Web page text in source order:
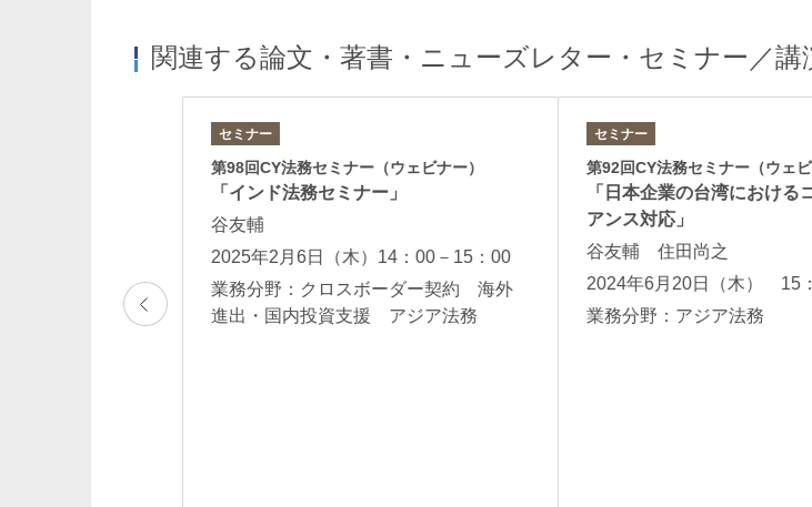
関連する論文・著書・ニューズレター・セミナー／講
セミナー
第98回CY法務セミナー（ウェビナー）
「インド法務セミナー」
谷友輔
2025年2月6日（木）14：00－15：00
業務分野：クロスボーダー契約 海外
進出・国内投資支援 アジア法務
セミナー
第92回CY法務セミナー（ウェビ
「日本企業の台湾における
アンス対応」
谷友輔 住田尚之
2024年6月20日（木） 15
業務分野：アジア法務